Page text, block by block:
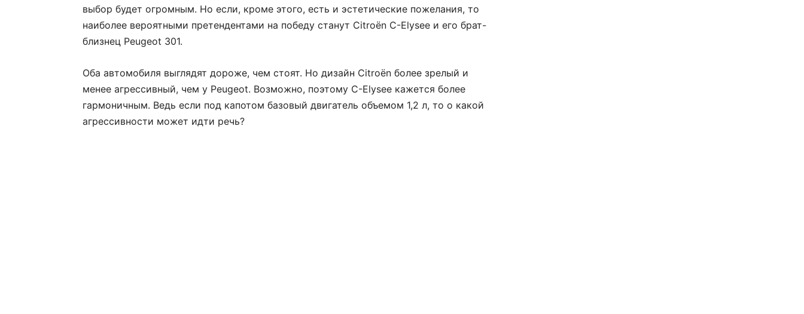
выбор будет огромным. Но если, кроме этого, есть и эстетические пожелания, то
наиболее вероятными претендентами на победу станут Citroёn C-Elysee и его брат-
близнец Peugeot 301.
Оба автомобиля выглядят дороже, чем стоят. Но дизайн Citroёn более зрелый и
менее агрессивный, чем у Peugeot. Возможно, поэтому C-Elysee кажется более
гармоничным. Ведь если под капотом базовый двигатель объемом 1,2 л, то о какой
агрессивности может идти речь?